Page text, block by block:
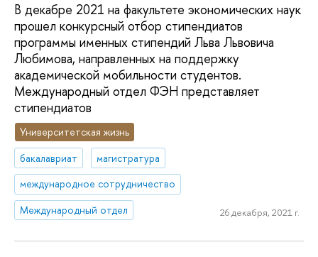
В декабре 2021 на факультете экономических наук
прошел конкурсный отбор стипендиатов
программы именных стипендий Льва Львовича
Любимова, направленных на поддержку
академической мобильности студентов.
Международный отдел ФЭН представляет
стипендиатов
Университетская жизнь
бакалавриат
магистратура
международное сотрудничество
Международный отдел
26 декабря, 2021 г.